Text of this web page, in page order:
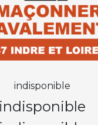
indisponible
indisponible